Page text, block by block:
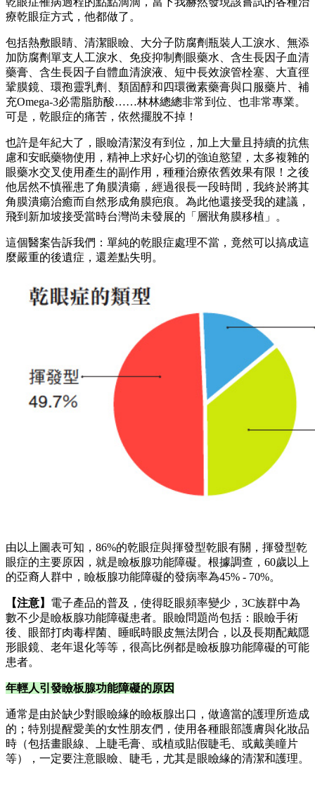
療乾眼症方式，他都做了。
包括熱敷眼睛、清潔眼瞼、大分子防腐劑瓶裝人工淚水、無添
加防腐劑單支人工淚水、免疫抑制劑眼藥水、含生長因子血清
藥膏、含生長因子自體血清淚液、短中長效淚管栓塞、大直徑
鞏膜鏡、環孢靈乳劑、類固醇和四環黴素藥膏與口服藥片、補
充Omega-3必需脂肪酸……林林總總非常到位、也非常專業。
可是，乾眼症的痛苦，依然擺脫不掉！
也許是年紀大了，眼瞼清潔沒有到位，加上大量且持續的抗焦
慮和安眠藥物使用，精神上求好心切的強迫慾望，太多複雜的
眼藥水交叉使用產生的副作用，種種治療依舊效果有限！之後
他居然不慎罹患了角膜潰瘍，經過很長一段時間，我終於將其
角膜潰瘍治癒而自然形成角膜疤痕。為此他還接受我的建議，
飛到新加坡接受當時台灣尚未發展的「層狀角膜移植」。
這個醫案告訴我們：單純的乾眼症處理不當，竟然可以搞成這
麼嚴重的後遺症，還差點失明。
由以上圖表可知，86%的乾眼症與揮發型乾眼有關，揮發型乾
眼症的主要原因，就是瞼板腺功能障礙。根據調查，60歲以上
的亞裔人群中，瞼板腺功能障礙的發病率為45% - 70%。
【注意】 電子產品的普及，使得眨眼頻率變少，3C族群中為
數不少是瞼板腺功能障礙患者。眼瞼問題尚包括：眼瞼手術
後、眼部打肉毒桿菌、睡眠時眼皮無法閉合，以及長期配戴隱
形眼鏡、老年退化等等，很高比例都是瞼板腺功能障礙的可能
患者。
年輕人引發瞼板腺功能障礙的原因
通常是由於缺少對眼瞼緣的瞼板腺出口，做適當的護理所造成
的；特別提醒愛美的女性朋友們，使用各種眼部護膚與化妝品
時（包括畫眼線、上睫毛膏、或植或貼假睫毛、或戴美瞳片
等），一定要注意眼瞼、睫毛，尤其是眼瞼緣的清潔和護理。